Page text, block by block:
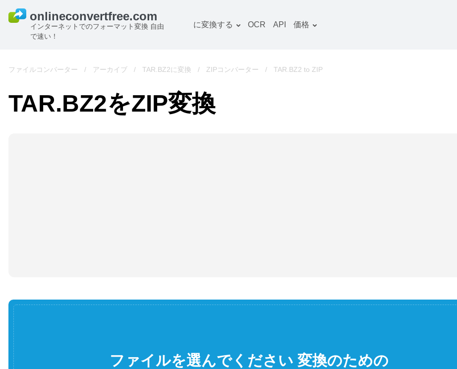
インターネットでのフォーマット変換 自由
で速い！
に変換する
画像 コンバーター
Books コンバーター
OCR API 価格
ファイルコンバーター / アーカイブ / TAR.BZ2に変換 / ZIPコンバーター / TAR.BZ2 to ZIP
TAR.BZ2をZIP変換
ファイルを選んでください 変換のための